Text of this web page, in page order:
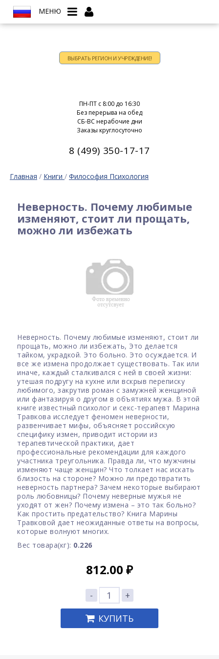
МЕНЮ
ВЫБРАТЬ РЕГИОН И УЧРЕЖДЕНИЕ!
ПН-ПТ c 8:00 до 16:30
Без перерыва на обед
СБ-ВС нерабочие дни
Заказы круглосуточно
8 (499) 350-17-17
Главная / Книги / Философия Психология
Неверность. Почему любимые
изменяют, стоит ли прощать,
можно ли избежать
Неверность. Почему любимые изменяют, стоит ли
прощать, можно ли избежать, Это делается
тайком, украдкой. Это больно. Это осуждается. И
все же измена продолжает существовать. Так или
иначе, каждый сталкивался с ней в своей жизни:
утешая подругу на кухне или вскрыв переписку
любимого, закрутив роман с замужней женщиной
или фантазируя о другом в объятиях мужа. В этой
книге известный психолог и секс-терапевт Марина
Травкова исследует феномен неверности,
развенчивает мифы, объясняет российскую
специфику измен, приводит истории из
терапевтической практики, дает
профессиональные рекомендации для каждого
участника треугольника. Правда ли, что мужчины
изменяют чаще женщин? Что толкает нас искать
близость на стороне? Можно ли предотвратить
неверность партнера? Зачем некоторые выбирают
роль любовницы? Почему неверные мужья не
уходят от жен? Почему измена – это так больно?
Как простить предательство? Книга Марины
Травковой дает неожиданные ответы на вопросы,
которые волнуют многих.
Вес товара(кг): 0.226
812.00 ₽
-
+
КУПИТЬ